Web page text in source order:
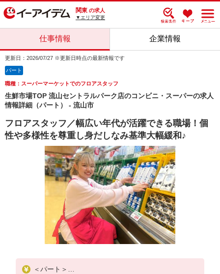
関東 の求人
▼エリア変更
仕事情報 企業情報
更新日：2026/07/27 ※更新日時点の最新情報です
パート
職種：スーパーマーケットでのフロアスタッフ
生鮮市場TOP 流山セントラルパーク店のコンビニ・スーパーの求人
情報詳細（パート） - 流山市
フロアスタッフ／幅広い年代が活躍できる職場！個
性や多様性を尊重し身だしなみ基準大幅緩和♪
＜パート＞